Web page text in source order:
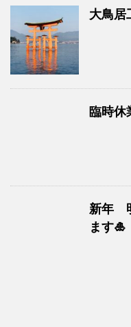
大鳥
臨時休
新年
ます🎍